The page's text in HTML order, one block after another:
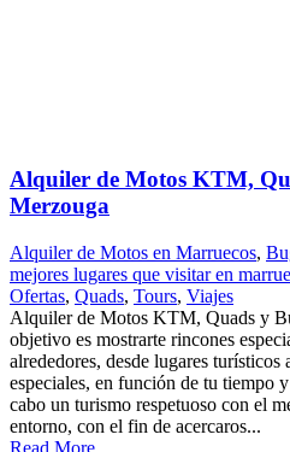
Alquiler de Motos KTM,
Merzouga
Alquiler de Motos en Marruecos,
mejores lugares que visitar en
Ofertas, Quads, Tours, Viajes
Alquiler de Motos KTM, Quads y
objetivo es mostrarte rincones
alrededores, desde lugares turísticos
especiales, en función de tu tiempo
cabo un turismo respetuoso con el
entorno, con el fin de acercaros...
Read More